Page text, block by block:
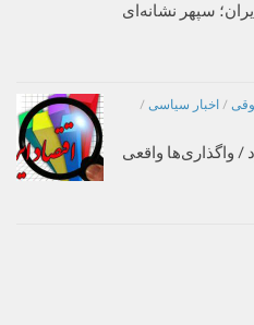
سپهر نشانه‌ای
/ اخبار سیاسی /
/ واگذاری‌ها واقعی